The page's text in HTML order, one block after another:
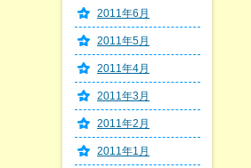
2011年6月
2011年5月
2011年4月
2011年3月
2011年2月
2011年1月